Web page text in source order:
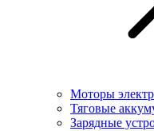
Моторы
Тяговые
Зарядные